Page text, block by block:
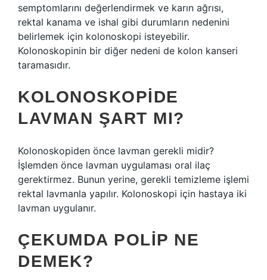
semptomlarını değerlendirmek ve karın ağrısı,
rektal kanama ve ishal gibi durumların nedenini
belirlemek için kolonoskopi isteyebilir.
Kolonoskopinin bir diğer nedeni de kolon kanseri
taramasıdır.
KOLONOSKOPIDE
LAVMAN ŞART MI?
Kolonoskopiden önce lavman gerekli midir?
İşlemden önce lavman uygulaması oral ilaç
gerektirmez. Bunun yerine, gerekli temizleme işlemi
rektal lavmanla yapılır. Kolonoskopi için hastaya iki
lavman uygulanır.
ÇEKUMDA POLIP NE
DEMEK?